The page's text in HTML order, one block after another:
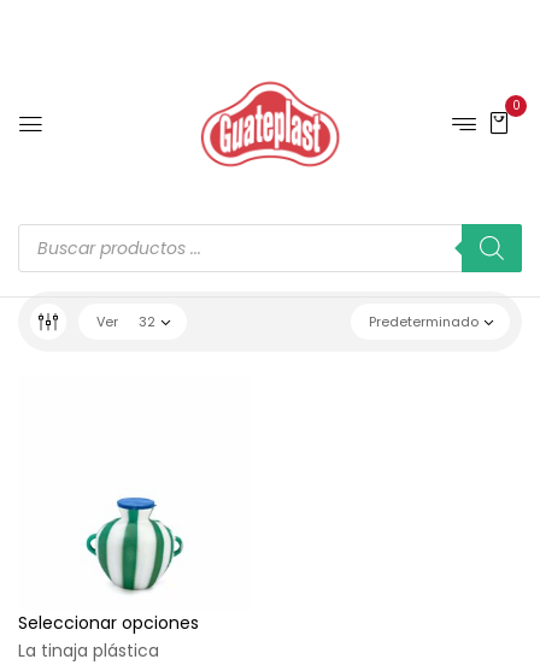
0
Predeterminado
Ver 32
Seleccionar opciones
La tinaja plástica